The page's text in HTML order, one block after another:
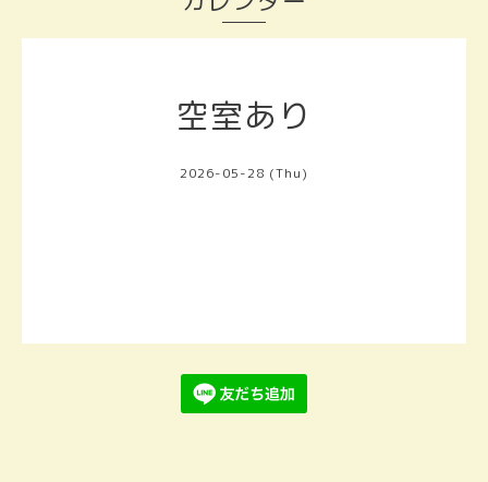
空室あり
2026-05-28 (Thu)